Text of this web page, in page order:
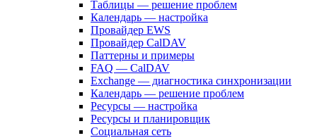
Таблицы — решение проблем
Календарь — настройка
Провайдер EWS
Провайдер CalDAV
Паттерны и примеры
FAQ — CalDAV
Exchange — диагностика синхронизации
Календарь — решение проблем
Ресурсы — настройка
Ресурсы и планировщик
Социальная сеть